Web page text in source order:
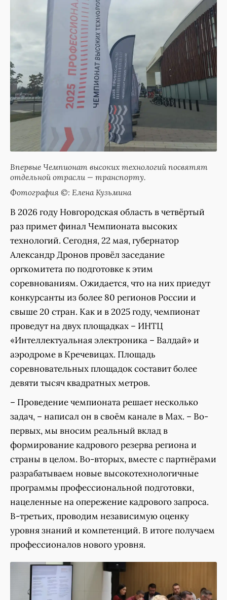
Впервые Чемпионат высоких технологий посвятят
отдельной отрасли — транспорту.
Фотография ©: Елена Кузьмина
В 2026 году Новгородская область в четвёртый
раз примет финал Чемпионата высоких
технологий. Сегодня, 22 мая, губернатор
Александр Дронов провёл заседание
оргкомитета по подготовке к этим
соревнованиям. Ожидается, что на них приедут
конкурсанты из более 80 регионов России и
свыше 20 стран. Как и в 2025 году, чемпионат
проведут на двух площадках – ИНТЦ
«Интеллектуальная электроника – Валдай» и
аэродроме в Кречевицах. Площадь
соревновательных площадок составит более
девяти тысяч квадратных метров.
– Проведение чемпионата решает несколько
задач, – написал он в своём канале в Max. – Во-
первых, мы вносим реальный вклад в
формирование кадрового резерва региона и
страны в целом. Во-вторых, вместе с партнёрами
разрабатываем новые высокотехнологичные
программы профессиональной подготовки,
нацеленные на опережение кадрового запроса.
В-третьих, проводим независимую оценку
уровня знаний и компетенций. В итоге получаем
профессионалов нового уровня.